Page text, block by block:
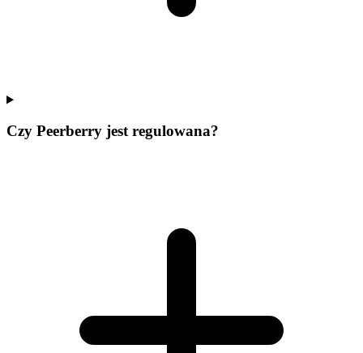
Czy Peerberry jest regulowana?